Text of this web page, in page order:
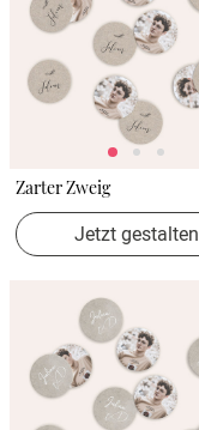
Zarter Zweig
Jetzt gestalten